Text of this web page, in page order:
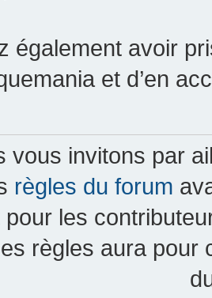
également avoir
et d’en
vous invitons par
règles du forum
les
règles aura pour